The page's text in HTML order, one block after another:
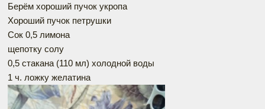
Берём хороший пучок укропа
Хороший пучок петрушки
Сок 0,5 лимона
щепотку солу
0,5 стакана (110 мл) холодной воды
1 ч. ложку желатина